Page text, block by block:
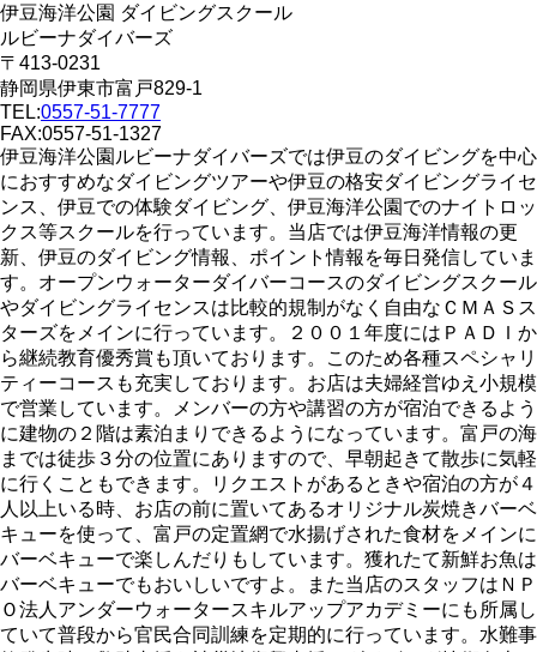
伊豆海洋公園 ダイビングスクール
ルビーナダイバーズ
〒413-0231
静岡県伊東市富戸829-1
TEL:0557-51-7777
FAX:0557-51-1327
伊豆海洋公園ルビーナダイバーズでは伊豆のダイビングを中心
におすすめなダイビングツアーや伊豆の格安ダイビングライセ
ンス、伊豆での体験ダイビング、伊豆海洋公園でのナイトロッ
クス等スクールを行っています。当店では伊豆海洋情報の更
新、伊豆のダイビング情報、ポイント情報を毎日発信していま
す。オープンウォーターダイバーコースのダイビングスクール
やダイビングライセンスは比較的規制がなく自由なＣＭＡＳス
ターズをメインに行っています。２００１年度にはＰＡＤＩか
ら継続教育優秀賞も頂いております。このため各種スペシャリ
ティーコースも充実しております。お店は夫婦経営ゆえ小規模
で営業しています。メンバーの方や講習の方が宿泊できるよう
に建物の２階は素泊まりできるようになっています。富戸の海
までは徒歩３分の位置にありますので、早朝起きて散歩に気軽
に行くこともできます。リクエストがあるときや宿泊の方が４
人以上いる時、お店の前に置いてあるオリジナル炭焼きバーベ
キューを使って、富戸の定置網で水揚げされた食材をメインに
バーベキューで楽しんだりもしています。獲れたて新鮮お魚は
バーベキューでもおいしいですよ。また当店のスタッフはＮＰ
Ｏ法人アンダーウォータースキルアップアカデミーにも所属し
ていて普段から官民合同訓練を定期的に行っています。水難事